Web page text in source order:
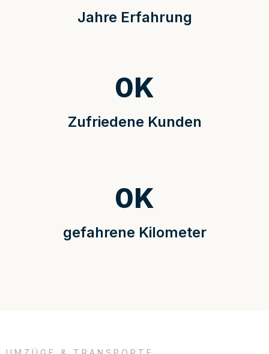
Jahre Erfahrung
Zufriedene Kunden
0K
gefahrene Kilometer
0K